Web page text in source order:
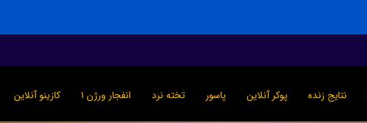
نتایج زنده پوکر آنلاین پاسور تخته نرد انفجار ورژن ۱ کازینو آنلاین